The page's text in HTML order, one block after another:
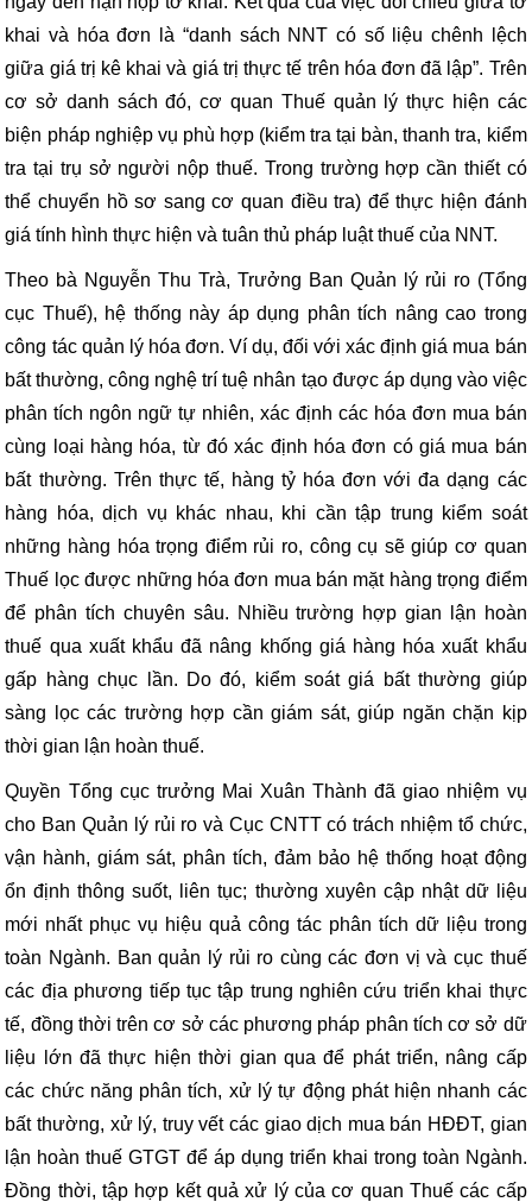
khai và hóa đơn là “danh sách NNT có số liệu chênh lệch
giữa giá trị kê khai và giá trị thực tế trên hóa đơn đã lập”. Trên
cơ sở danh sách đó, cơ quan Thuế quản lý thực hiện các
biện pháp nghiệp vụ phù hợp (kiểm tra tại bàn, thanh tra, kiểm
tra tại trụ sở người nộp thuế. Trong trường hợp cần thiết có
thể chuyển hồ sơ sang cơ quan điều tra) để thực hiện đánh
giá tính hình thực hiện và tuân thủ pháp luật thuế của NNT.
Theo bà Nguyễn Thu Trà, Trưởng Ban Quản lý rủi ro (Tổng
cục Thuế), hệ thống này áp dụng phân tích nâng cao trong
công tác quản lý hóa đơn. Ví dụ, đối với xác định giá mua bán
bất thường, công nghệ trí tuệ nhân tạo được áp dụng vào việc
phân tích ngôn ngữ tự nhiên, xác định các hóa đơn mua bán
cùng loại hàng hóa, từ đó xác định hóa đơn có giá mua bán
bất thường. Trên thực tế, hàng tỷ hóa đơn với đa dạng các
hàng hóa, dịch vụ khác nhau, khi cần tập trung kiểm soát
những hàng hóa trọng điểm rủi ro, công cụ sẽ giúp cơ quan
Thuế lọc được những hóa đơn mua bán mặt hàng trọng điểm
để phân tích chuyên sâu. Nhiều trường hợp gian lận hoàn
thuế qua xuất khẩu đã nâng khống giá hàng hóa xuất khẩu
gấp hàng chục lần. Do đó, kiểm soát giá bất thường giúp
sàng lọc các trường hợp cần giám sát, giúp ngăn chặn kịp
thời gian lận hoàn thuế.
Quyền Tổng cục trưởng Mai Xuân Thành đã giao nhiệm vụ
cho Ban Quản lý rủi ro và Cục CNTT có trách nhiệm tổ chức,
vận hành, giám sát, phân tích, đảm bảo hệ thống hoạt động
ổn định thông suốt, liên tục; thường xuyên cập nhật dữ liệu
mới nhất phục vụ hiệu quả công tác phân tích dữ liệu trong
toàn Ngành. Ban quản lý rủi ro cùng các đơn vị và cục thuế
các địa phương tiếp tục tập trung nghiên cứu triển khai thực
tế, đồng thời trên cơ sở các phương pháp phân tích cơ sở dữ
liệu lớn đã thực hiện thời gian qua để phát triển, nâng cấp
các chức năng phân tích, xử lý tự động phát hiện nhanh các
bất thường, xử lý, truy vết các giao dịch mua bán HĐĐT, gian
lận hoàn thuế GTGT để áp dụng triển khai trong toàn Ngành.
Đồng thời, tập hợp kết quả xử lý của cơ quan Thuế các cấp